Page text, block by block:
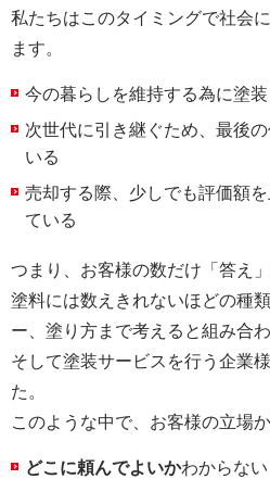
私たちはこのタイミングで社会
ます。
今の暮らしを維持する為に塗
次世代に引き継ぐため、最後
いる
売却する際、少しでも評価額
ている
つまり、お客様の数だけ「答え
塗料には数えきれないほどの種
ー、塗り方まで考えると組み合
そして塗装サービスを行う企業
た。
このような中で、お客様の立場
どこに頼んでよいかわからない